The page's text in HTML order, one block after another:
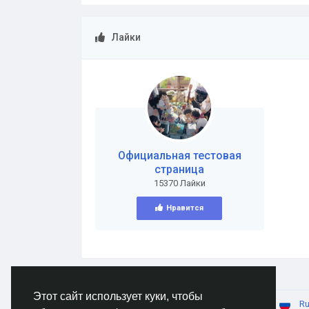
Этот сайт использует куки, чтобы
Лайки
Официальная тестовая
страница
15370 Лайки
Нравится
© 2026 AnimeSocial.SU - Первая аниме сеть!